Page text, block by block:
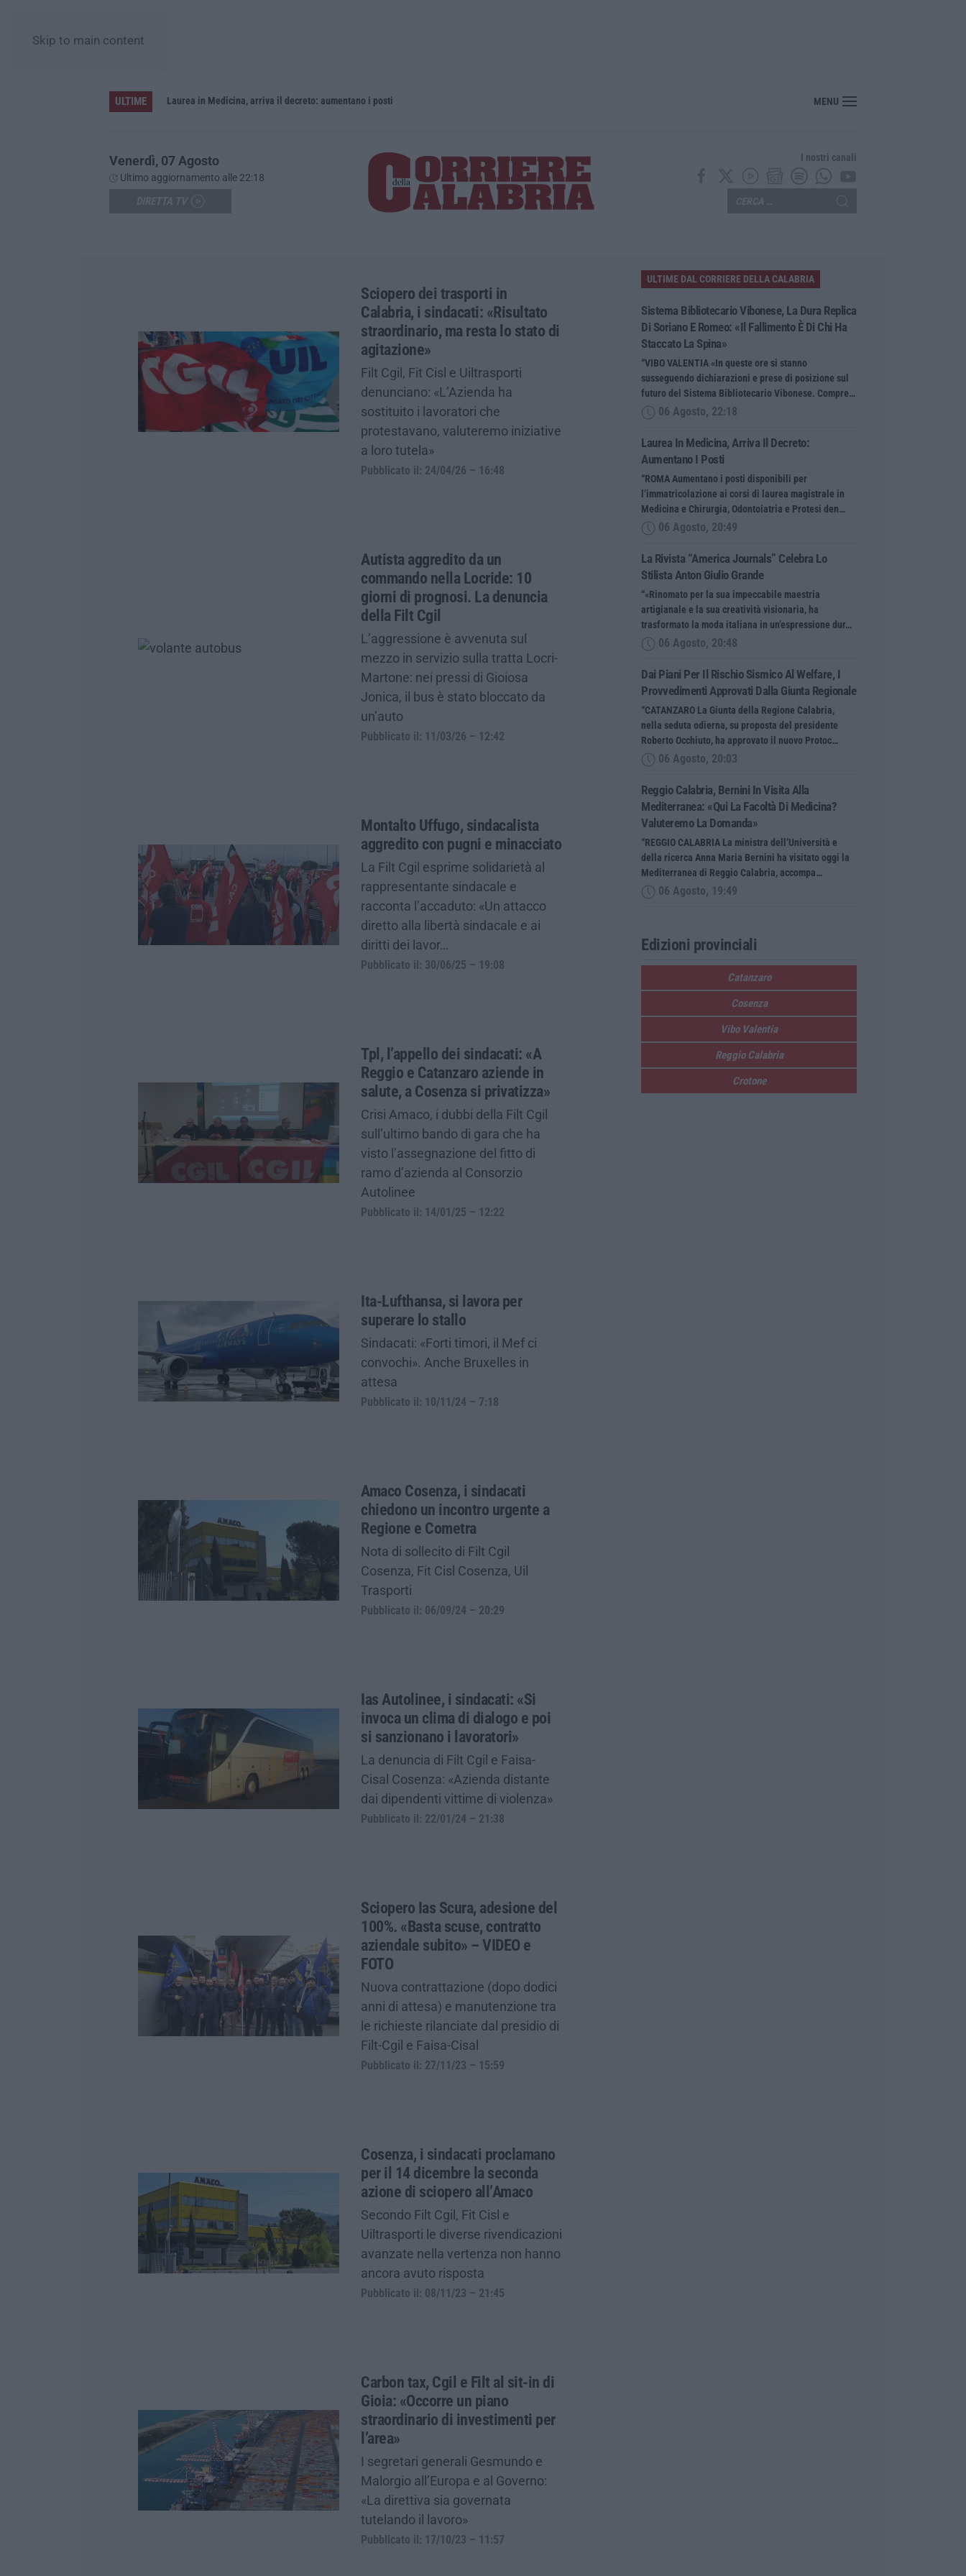
Skip to main content
ULTIME
Sistema bibliotecario vibonese, la dura replica di Soriano e Romeo: «Il fallimento è di chi ha staccato la spina» Laurea in Medicina, arriva il decreto: aumentano i posti La rivista “America Journals” celebra lo stilista Anton Giulio Grande
MENU
Venerdì, 07 Agosto
Ultimo aggiornamento alle 22:18
I nostri canali
Sciopero dei trasporti in
Calabria, i sindacati: «Risultato
straordinario, ma resta lo stato di
agitazione»
Filt Cgil, Fit Cisl e Uiltrasporti
denunciano: «L’Azienda ha
sostituito i lavoratori che
protestavano, valuteremo iniziative
a loro tutela»
Pubblicato il: 24/04/26 – 16:48
Autista aggredito da un
commando nella Locride: 10
giorni di prognosi. La denuncia
della Filt Cgil
L’aggressione è avvenuta sul
mezzo in servizio sulla tratta Locri-
Martone: nei pressi di Gioiosa
Jonica, il bus è stato bloccato da
un’auto
Pubblicato il: 11/03/26 – 12:42
Montalto Uffugo, sindacalista
aggredito con pugni e minacciato
La Filt Cgil esprime solidarietà al
rappresentante sindacale e
racconta l’accaduto: «Un attacco
diretto alla libertà sindacale e ai
diritti dei lavor…
Pubblicato il: 30/06/25 – 19:08
Tpl, l’appello dei sindacati: «A
Reggio e Catanzaro aziende in
salute, a Cosenza si privatizza»
Crisi Amaco, i dubbi della Filt Cgil
sull’ultimo bando di gara che ha
visto l’assegnazione del fitto di
ramo d’azienda al Consorzio
Autolinee
Pubblicato il: 14/01/25 – 12:22
Ita-Lufthansa, si lavora per
superare lo stallo
Sindacati: «Forti timori, il Mef ci
convochi». Anche Bruxelles in
attesa
Pubblicato il: 10/11/24 – 7:18
Amaco Cosenza, i sindacati
chiedono un incontro urgente a
Regione e Cometra
Nota di sollecito di Filt Cgil
Cosenza, Fit Cisl Cosenza, Uil
Trasporti
Pubblicato il: 06/09/24 – 20:29
Ias Autolinee, i sindacati: «Si
invoca un clima di dialogo e poi
si sanzionano i lavoratori»
La denuncia di Filt Cgil e Faisa-
Cisal Cosenza: «Azienda distante
dai dipendenti vittime di violenza»
Pubblicato il: 22/01/24 – 21:38
Sciopero Ias Scura, adesione del
100%. «Basta scuse, contratto
aziendale subito» – VIDEO e
FOTO
Nuova contrattazione (dopo dodici
anni di attesa) e manutenzione tra
le richieste rilanciate dal presidio di
Filt-Cgil e Faisa-Cisal
Pubblicato il: 27/11/23 – 15:59
Cosenza, i sindacati proclamano
per il 14 dicembre la seconda
azione di sciopero all’Amaco
Secondo Filt Cgil, Fit Cisl e
Uiltrasporti le diverse rivendicazioni
avanzate nella vertenza non hanno
ancora avuto risposta
Pubblicato il: 08/11/23 – 21:45
Carbon tax, Cgil e Filt al sit-in di
Gioia: «Occorre un piano
straordinario di investimenti per
l’area»
I segretari generali Gesmundo e
Malorgio all’Europa e al Governo:
«La direttiva sia governata
tutelando il lavoro»
Pubblicato il: 17/10/23 – 11:57
ULTIME DAL CORRIERE DELLA CALABRIA
Sistema Bibliotecario Vibonese, La Dura Replica
Di Soriano E Romeo: «Il Fallimento È Di Chi Ha
Staccato La Spina»
“VIBO VALENTIA «In queste ore si stanno
susseguendo dichiarazioni e prese di posizione sul
futuro del Sistema Bibliotecario Vibonese. Compre…
06 Agosto, 22:18
Laurea In Medicina, Arriva Il Decreto:
Aumentano I Posti
“ROMA Aumentano i posti disponibili per
l’immatricolazione ai corsi di laurea magistrale in
Medicina e Chirurgia, Odontoiatria e Protesi den…
06 Agosto, 20:49
La Rivista “America Journals” Celebra Lo
Stilista Anton Giulio Grande
“«Rinomato per la sua impeccabile maestria
artigianale e la sua creatività visionaria, ha
trasformato la moda italiana in un’espressione dur…
06 Agosto, 20:48
Dai Piani Per Il Rischio Sismico Al Welfare, I
Provvedimenti Approvati Dalla Giunta Regionale
“CATANZARO La Giunta della Regione Calabria,
nella seduta odierna, su proposta del presidente
Roberto Occhiuto, ha approvato il nuovo Protoc…
06 Agosto, 20:03
Reggio Calabria, Bernini In Visita Alla
Mediterranea: «Qui La Facoltà Di Medicina?
Valuteremo La Domanda»
“REGGIO CALABRIA La ministra dell’Università e
della ricerca Anna Maria Bernini ha visitato oggi la
Mediterranea di Reggio Calabria, accompa…
06 Agosto, 19:49
Edizioni provinciali
Catanzaro
Cosenza
Vibo Valentia
Reggio Calabria
Crotone